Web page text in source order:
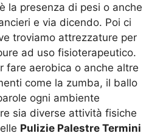
la presenza di pesi o anche
e via dicendo. Poi ci
troviamo attrezzature per
ad uso fisioterapeutico.
fare aerobica o anche altre
come la zumba, il ballo
ogni ambiente
sia diverse attività fisiche
Pulizie Palestre Termini